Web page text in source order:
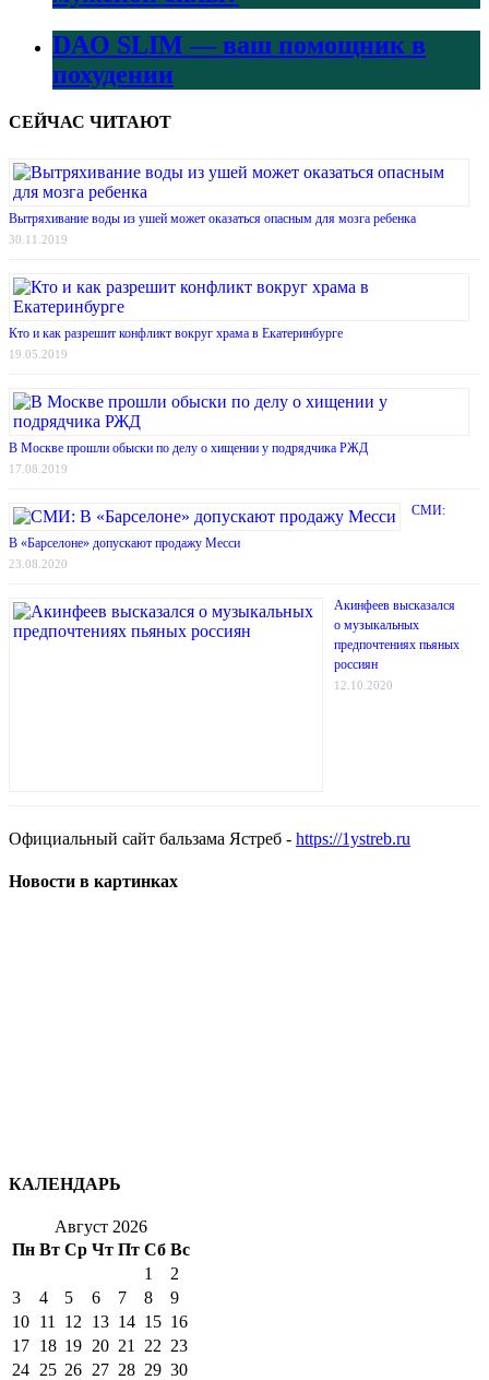
DAO SLIM — ваш помощник в
похудении
СЕЙЧАС ЧИТАЮТ
Вытряхивание воды из ушей может оказаться опасным для мозга ребенка
30.11.2019
Кто и как разрешит конфликт вокруг храма в Екатеринбурге
19.05.2019
В Москве прошли обыски по делу о хищении у подрядчика РЖД
17.08.2019
СМИ:
В «Барселоне» допускают продажу Месси
23.08.2020
Акинфеев высказался
о музыкальных
предпочтениях пьяных
россиян
12.10.2020
Официальный сайт бальзама Ястреб - https://1ystreb.ru
Новости в картинках
КАЛЕНДАРЬ
Август 2026
Пн Вт Ср Чт Пт Сб Вс
1
2
3
4 5 6 7 8
9
10 11 12 13 14 15 16
17 18 19 20 21 22 23
24 25 26 27 28 29 30